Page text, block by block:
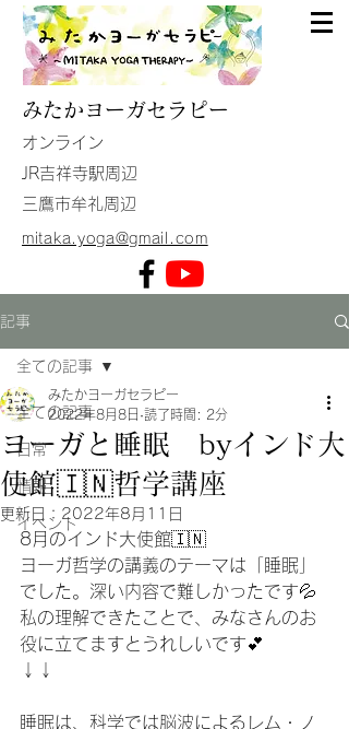
みたか ヨーガセラピー
​オンライン
JR吉祥寺駅周辺
​三鷹市牟礼周辺
mitaka.yoga@gmail.com
記事
全ての記事
日常
情報
イベント
全ての記事
ヨーガと睡眠 byインド大
使館🇮🇳哲学講座
みたかヨーガセラピー
2022年8月8日 読了時間: 2分
更新日： 2022年8月11日
8月のインド大使館🇮🇳
ヨーガ哲学の講義のテーマは「睡眠」
でした。深い内容で難しかったです💦
私の理解できたことで、みなさんのお
役に立てますとうれしいです💕
↓↓
睡眠は、科学では脳波によるレム・ノ